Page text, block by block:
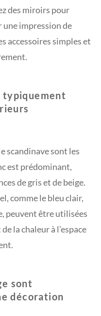
des miroirs pour
impression de
accessoires simples et
typiquement
scandinave sont les
est prédominant,
de gris et de beige.
comme le bleu clair,
peuvent être utilisées
la chaleur à l’espace
sont
décoration